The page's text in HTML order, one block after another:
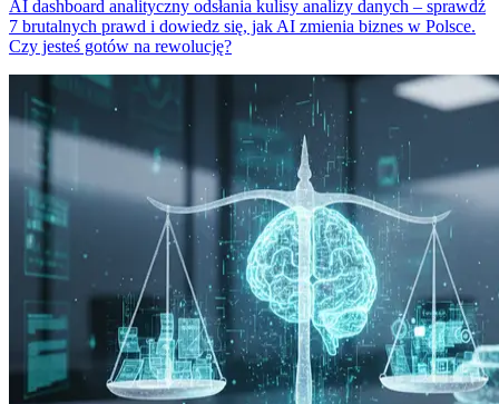
AI dashboard analityczny odsłania kulisy analizy danych – sprawdź
7 brutalnych prawd i dowiedz się, jak AI zmienia biznes w Polsce.
Czy jesteś gotów na rewolucję?